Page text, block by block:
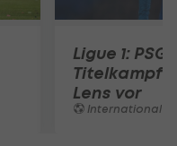
Ligue 1:
Titelkampf
Lens vor
International